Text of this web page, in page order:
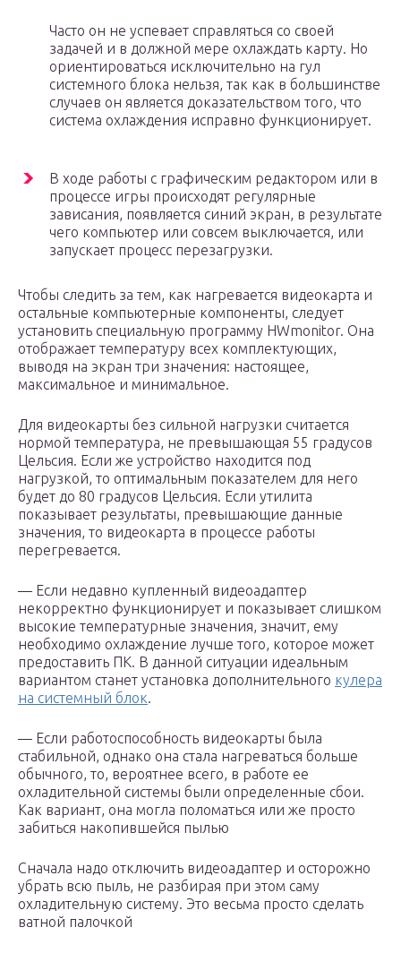
Часто он не успевает справляться со своей
задачей и в должной мере охлаждать карту. Но
ориентироваться исключительно на гул
системного блока нельзя, так как в большинстве
случаев он является доказательством того, что
система охлаждения исправно функционирует.
В ходе работы с графическим редактором или в
процессе игры происходят регулярные
зависания, появляется синий экран, в результате
чего компьютер или совсем выключается, или
запускает процесс перезагрузки.
Чтобы следить за тем, как нагревается видеокарта и
остальные компьютерные компоненты, следует
установить специальную программу HWmonitor. Она
отображает температуру всех комплектующих,
выводя на экран три значения: настоящее,
максимальное и минимальное.
Для видеокарты без сильной нагрузки считается
нормой температура, не превышающая 55 градусов
Цельсия. Если же устройство находится под
нагрузкой, то оптимальным показателем для него
будет до 80 градусов Цельсия. Если утилита
показывает результаты, превышающие данные
значения, то видеокарта в процессе работы
перегревается.
— Если недавно купленный видеоадаптер
некорректно функционирует и показывает слишком
высокие температурные значения, значит, ему
необходимо охлаждение лучше того, которое может
предоставить ПК. В данной ситуации идеальным
вариантом станет установка дополнительного кулера
на системный блок.
— Если работоспособность видеокарты была
стабильной, однако она стала нагреваться больше
обычного, то, вероятнее всего, в работе ее
охладительной системы были определенные сбои.
Как вариант, она могла поломаться или же просто
забиться накопившейся пылью
Сначала надо отключить видеоадаптер и осторожно
убрать всю пыль, не разбирая при этом саму
охладительную систему. Это весьма просто сделать
ватной палочкой